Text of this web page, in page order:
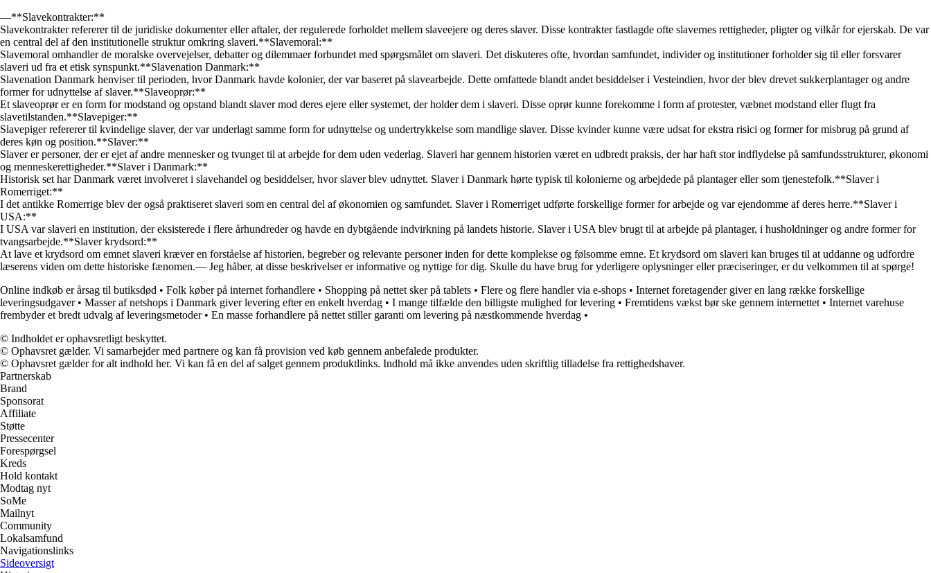
—**Slavekontrakter:**
Slavekontrakter refererer til de juridiske dokumenter eller aftaler, der regulerede forholdet mellem slaveejere og deres slaver. Disse kontrakter fastlagde ofte slavernes rettigheder, pligter og vilkår for ejerskab. De var
en central del af den institutionelle struktur omkring slaveri.**Slavemoral:**
Slavemoral omhandler de moralske overvejelser, debatter og dilemmaer forbundet med spørgsmålet om slaveri. Det diskuteres ofte, hvordan samfundet, individer og institutioner forholder sig til eller forsvarer
slaveri ud fra et etisk synspunkt.**Slavenation Danmark:**
Slavenation Danmark henviser til perioden, hvor Danmark havde kolonier, der var baseret på slavearbejde. Dette omfattede blandt andet besiddelser i Vesteindien, hvor der blev drevet sukkerplantager og andre
former for udnyttelse af slaver.**Slaveoprør:**
Et slaveoprør er en form for modstand og opstand blandt slaver mod deres ejere eller systemet, der holder dem i slaveri. Disse oprør kunne forekomme i form af protester, væbnet modstand eller flugt fra
slavetilstanden.**Slavepiger:**
Slavepiger refererer til kvindelige slaver, der var underlagt samme form for udnyttelse og undertrykkelse som mandlige slaver. Disse kvinder kunne være udsat for ekstra risici og former for misbrug på grund af
deres køn og position.**Slaver:**
Slaver er personer, der er ejet af andre mennesker og tvunget til at arbejde for dem uden vederlag. Slaveri har gennem historien været en udbredt praksis, der har haft stor indflydelse på samfundsstrukturer, økonomi
og menneskerettigheder.**Slaver i Danmark:**
Historisk set har Danmark været involveret i slavehandel og besiddelser, hvor slaver blev udnyttet. Slaver i Danmark hørte typisk til kolonierne og arbejdede på plantager eller som tjenestefolk.**Slaver i
Romerriget:**
I det antikke Romerrige blev der også praktiseret slaveri som en central del af økonomien og samfundet. Slaver i Romerriget udførte forskellige former for arbejde og var ejendomme af deres herre.**Slaver i
USA:**
I USA var slaveri en institution, der eksisterede i flere århundreder og havde en dybtgående indvirkning på landets historie. Slaver i USA blev brugt til at arbejde på plantager, i husholdninger og andre former for
tvangsarbejde.**Slaver krydsord:**
At lave et krydsord om emnet slaveri kræver en forståelse af historien, begreber og relevante personer inden for dette komplekse og følsomme emne. Et krydsord om slaveri kan bruges til at uddanne og udfordre
læserens viden om dette historiske fænomen.— Jeg håber, at disse beskrivelser er informative og nyttige for dig. Skulle du have brug for yderligere oplysninger eller præciseringer, er du velkommen til at spørge!
Online indkøb er årsag til butiksdød • Folk køber på internet forhandlere • Shopping på nettet sker på tablets • Flere og flere handler via e-shops • Internet foretagender giver en lang række forskellige
leveringsudgaver• Masser af netshops i Danmark giver levering efter en enkelt hverdag • I mange tilfælde den billigste mulighed for levering • Fremtidens vækst bør ske gennem internettet • Internet varehuse
frembyder et bredt udvalg af leveringsmetoder• En masse forhandlere på nettet stiller garanti om levering på næstkommende hverdag •
© Indholdet er ophavsretligt beskyttet.
© Ophavsret gælder. Vi samarbejder med partnere og kan få provision ved køb gennem anbefalede produkter.
© Ophavsret gælder for alt indhold her. Vi kan få en del af salget gennem produktlinks. Indhold må ikke anvendes uden skriftlig tilladelse fra rettighedshaver.
Partnerskab
Brand
Sponsorat
Affiliate
Støtte
Pressecenter
Forespørgsel
Kreds
Hold kontakt
Modtag nyt
SoMe
Mailnyt
Community
Lokalsamfund
Navigationslinks
Sideoversigt